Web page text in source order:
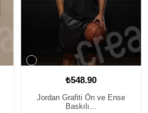
₺548.90
Jordan Grafiti Ön ve Ense
Baskılı...